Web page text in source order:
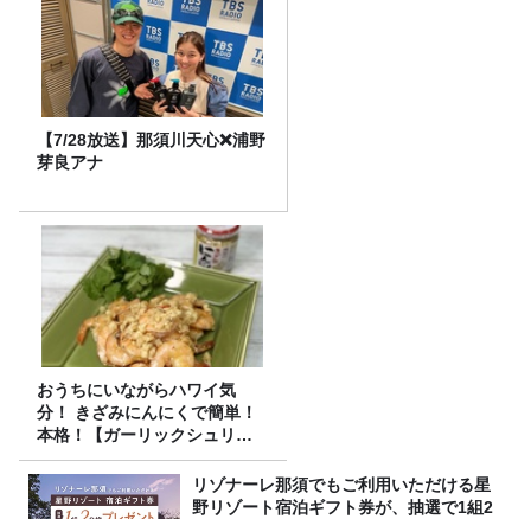
【7/28放送】那須川天心❌浦野
芽良アナ
おうちにいながらハワイ気
分！ きざみにんにくで簡単！
本格！【ガーリックシュリン
プ】 桃屋のかんたんレシピ
リゾナーレ那須でもご利用いただける星
野リゾート宿泊ギフト券が、抽選で1組2